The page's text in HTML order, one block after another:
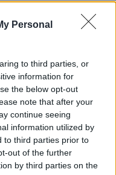
Personal
to third parties, or
information for
the below opt-out
note that after your
continue seeing
information utilized by
to third parties prior to
out of the further
by third parties on the